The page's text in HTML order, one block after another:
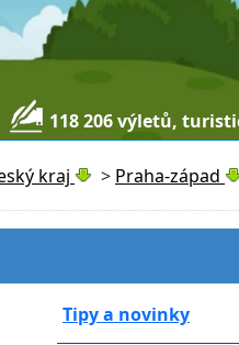
118 206 výletů,
kraj > Praha-západ
Tipy a novinky